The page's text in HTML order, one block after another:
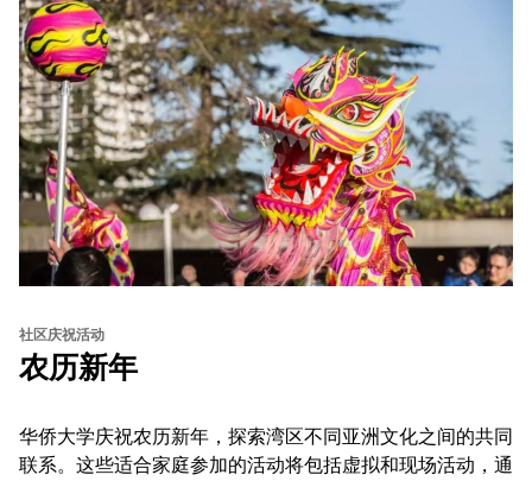
社区庆祝活动
农历新年
华侨大学庆祝农历新年，探索湾区不同亚洲文化之间的共同
联系。这些适合家庭参加的活动将包括虚拟和现场活动，通